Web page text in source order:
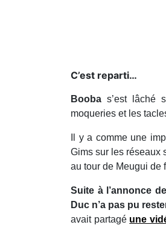
C’est reparti…
Booba s’est lâché
moqueries et les
Il y a comme une
Gims sur les réseaux
au tour de Meugui de
Suite à l’annonce
Duc n’a pas pu
avait partagé une